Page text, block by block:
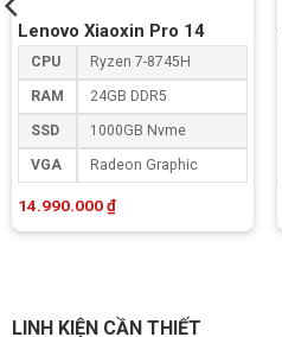
Lenovo Xiaoxin Pro 14
CPU Ryzen 7-8745H
RAM 24GB DDR5
SSD 1000GB Nvme
VGA Radeon Graphic
14.990.000₫
LINH KIỆN CẦN THIẾT